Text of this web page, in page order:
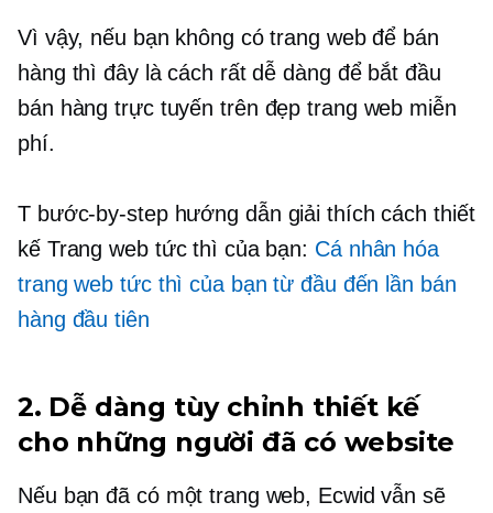
Vì vậy, nếu bạn không có trang web để bán
hàng thì đây là cách rất dễ dàng để bắt đầu
bán hàng trực tuyến trên đẹp trang web miễn
phí.
T bước-by-stephướng dẫn giải thích cách thiết
kế Trang web tức thì của bạn: Cá nhân hóa
trang web tức thì của bạn từ đầu đến lần bán
hàng đầu tiên
2. Dễ dàng tùy chỉnh thiết kế
cho những người đã có website
Nếu bạn đã có một trang web, Ecwid vẫn sẽ